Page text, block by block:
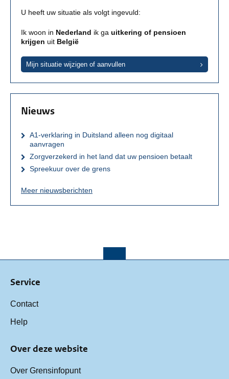
U heeft uw situatie als volgt ingevuld:
Ik woon in Nederland ik ga uitkering of pensioen
krijgen uit België
Mijn situatie wijzigen of aanvullen
Nieuws
A1-verklaring in Duitsland alleen nog digitaal
aanvragen
Zorgverzekerd in het land dat uw pensioen betaalt
Spreekuur over de grens
Meer nieuwsberichten
Service
Contact
Help
Over deze website
Over Grensinfopunt